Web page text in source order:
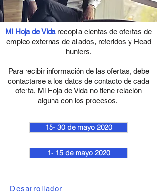
Mi Hoja de Vida recopila cientas de ofertas de
empleo externas de aliados, referidos y Head
hunters.
Para recibir información de las ofertas, debe
contactarse a los datos de contacto de cada
oferta, Mi Hoja de Vida no tiene relación
alguna con los procesos.
15- 30 de mayo 2020
1- 15 de mayo 2020
Desarrollador